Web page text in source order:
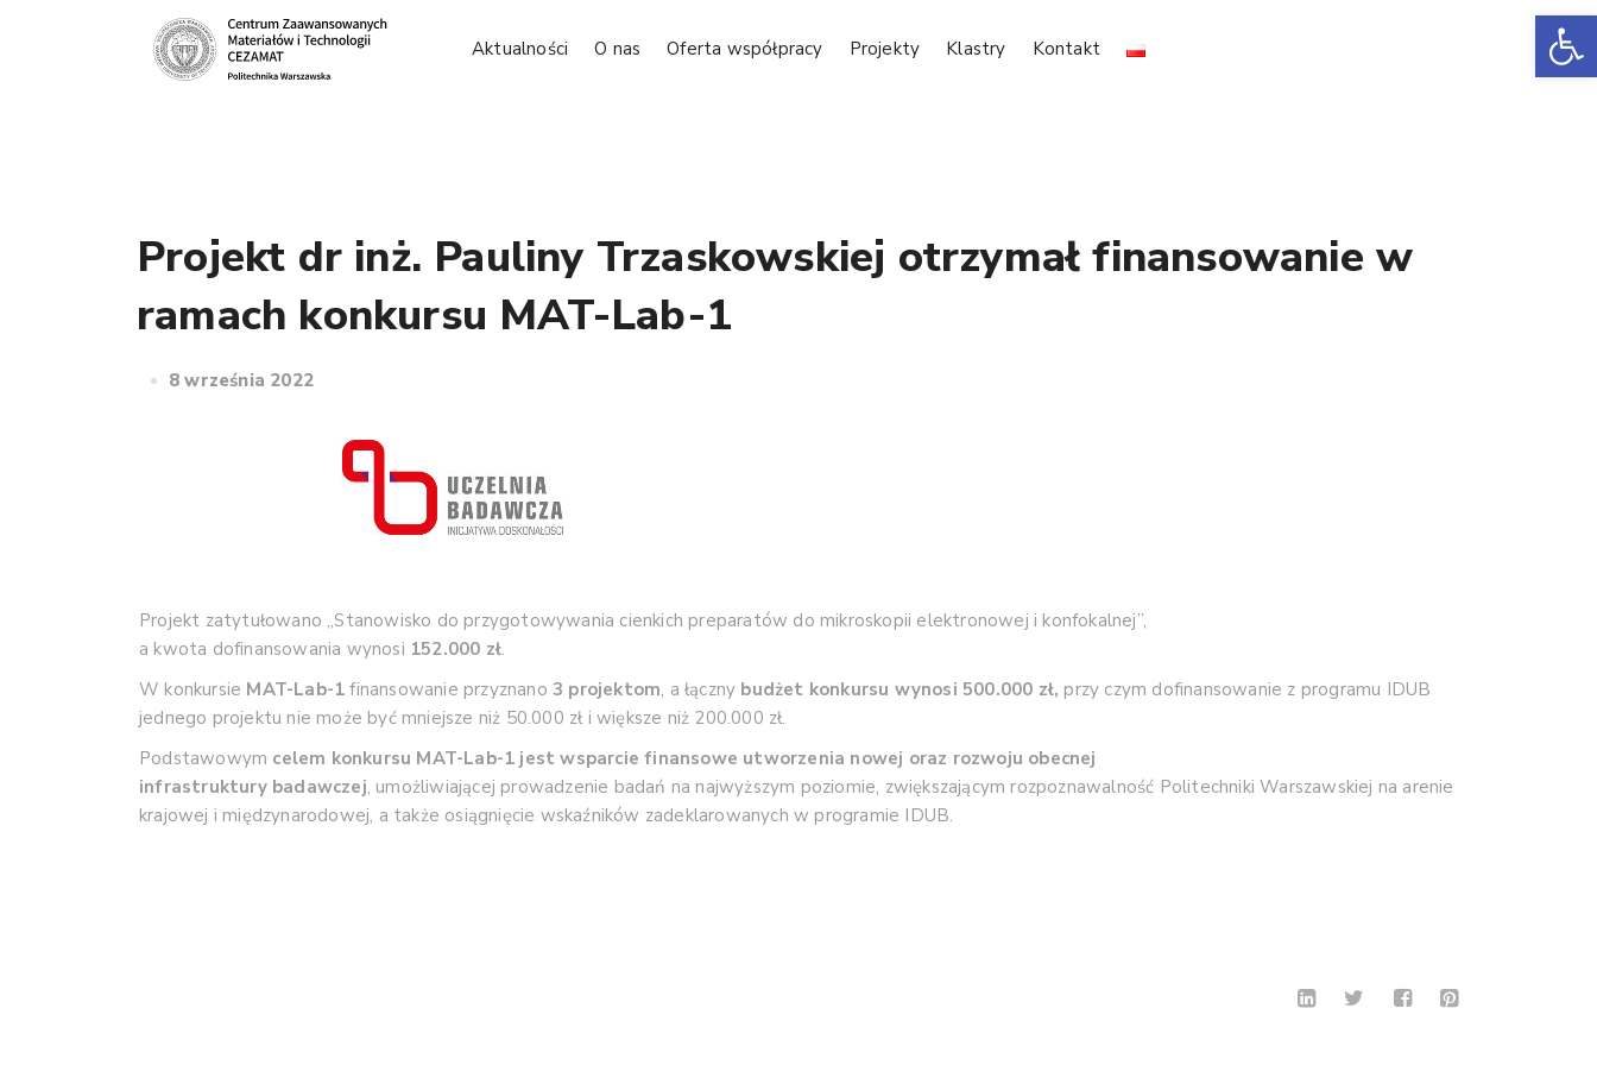
Aktualności O nas Oferta współpracy Projekty Klastry Kontakt
Projekt dr inż. Pauliny Trzaskowskiej otrzymał finansowanie w
ramach konkursu MAT-Lab-1
8 września 2022
Projekt zatytułowano „Stanowisko do przygotowywania cienkich preparatów do mikroskopii elektronowej i konfokalnej”,
a kwota dofinansowania wynosi 152.000 zł.
W konkursie MAT-Lab-1 finansowanie przyznano3 projektom, a łączny budżet konkursu wynosi 500.000 zł, przy czym dofinansowanie z programu IDUB
jednego projektu nie może być mniejsze niż 50.000 zł i większe niż 200.000 zł.
Podstawowym celem konkursu MAT-Lab-1 jest wsparcie finansowe utworzenia nowej oraz rozwoju obecnej
infrastruktury badawczej, umożliwiającej prowadzenie badań na najwyższym poziomie, zwiększającym rozpoznawalność Politechniki Warszawskiej na arenie
krajowej i międzynarodowej, a także osiągnięcie wskaźników zadeklarowanych w programie IDUB.